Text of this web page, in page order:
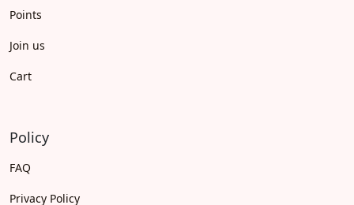
Points
Join us
Cart
Policy
FAQ
Privacy Policy